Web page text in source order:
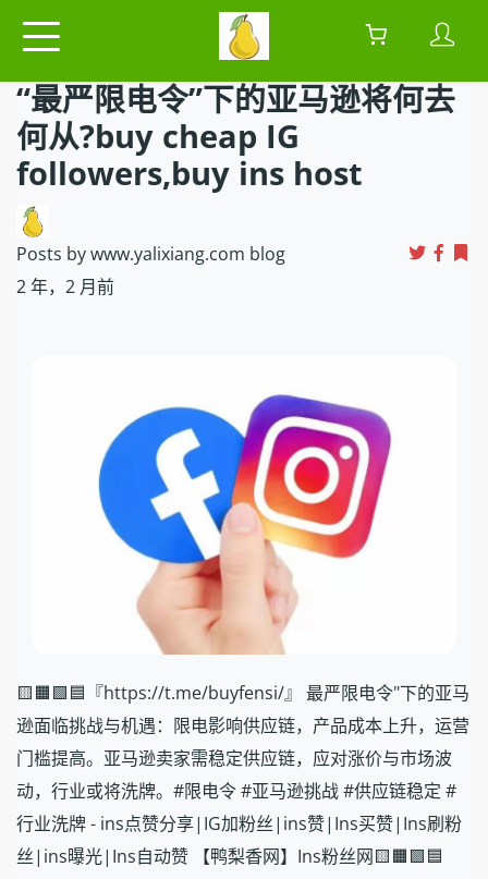
“最严限电令”下的亚马逊将何去
何从?buy cheap IG
followers,buy ins host
Posts by www.yalixiang.com blog
2 年，2 月前
🟨🟧🟩🟦『https://t.me/buyfensi/』 最严限电令"下的亚马
逊面临挑战与机遇：限电影响供应链，产品成本上升，运营
门槛提高。亚马逊卖家需稳定供应链，应对涨价与市场波
动，行业或将洗牌。#限电令 #亚马逊挑战 #供应链稳定 #
行业洗牌 - ins点赞分享|IG加粉丝|ins赞|Ins买赞|Ins刷粉
丝|ins曝光|Ins自动赞 【鸭梨香网】Ins粉丝网🟨🟧🟩🟦